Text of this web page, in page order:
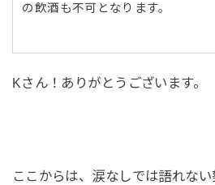
の飲酒も不可となります。
Kさん！ありがとうございます。
ここからは、涙なしでは語れな